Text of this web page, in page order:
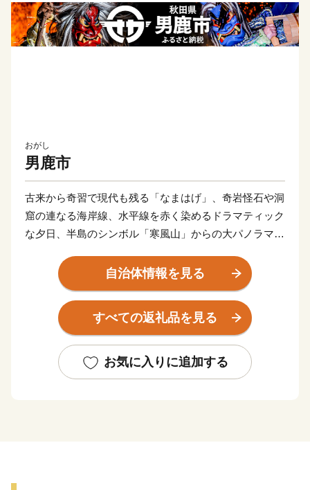
おがし
男鹿市
古来から奇習で現代も残る「なまはげ」、奇岩怪石や洞
窟の連なる海岸線、水平線を赤く染めるドラマティック
な夕日、半島のシンボル「寒風山」からの大パノラマな
日本有数の観光地や撮影スポットが点在しています。
海の幸が美味しいことはもちろん、新鮮な農産物、和
牛、ご当地スイーツまで！
海と山が共存する自然豊かな男鹿市へ、ぜひ一度お越し
にあふれています。
自治体情報を見る
すべての返礼品を見る
お気に入りに追加する